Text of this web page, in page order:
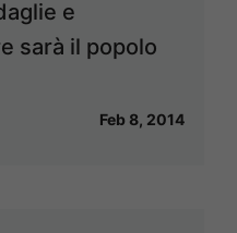
e
sarà il popolo
Feb 8, 2014